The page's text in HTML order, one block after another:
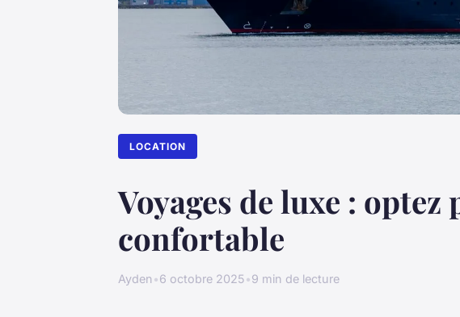
LOCATION
Voyages de luxe :
confortable
Ayden•6 octobre 2025•9 min de lecture